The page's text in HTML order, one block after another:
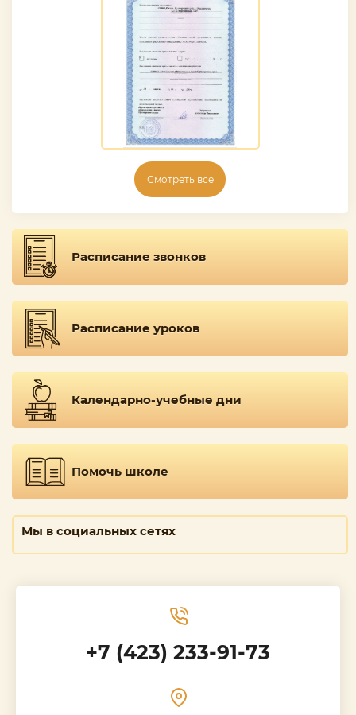
Смотреть все
Расписание звонков
Расписание уроков
Календарно-учебные дни
Помочь школе
Мы в социальных сетях
+7 (423) 233-91-73